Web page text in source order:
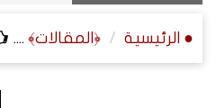
11- القسم الحادي عشر : ﴿اللقاءات الشخصية - الثقافة المتسلسلة﴾. ● الرئيسية ﴿المقالات﴾ ....